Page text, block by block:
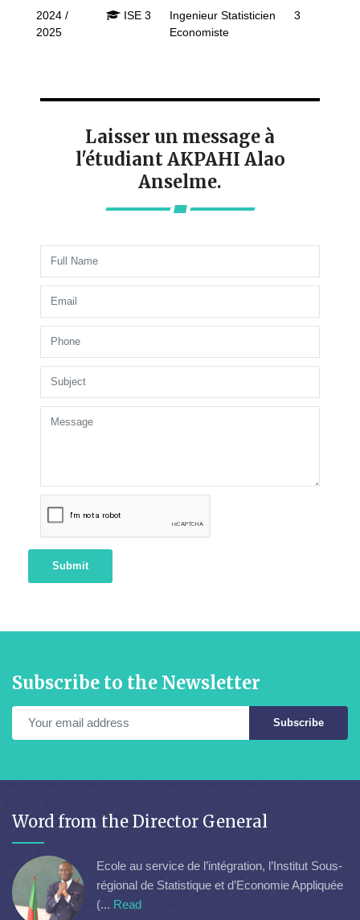
2024 /
2025
ISE 3
Ingenieur Statisticien
Economiste
3
Laisser un message à
l'étudiant AKPAHI Alao
Anselme.
Submit
Subscribe to the Newsletter
Subscribe
Word from the Director General
Ecole au service de l’intégration, l’Institut Sous-
régional de Statistique et d’Economie Appliquée
(... Read